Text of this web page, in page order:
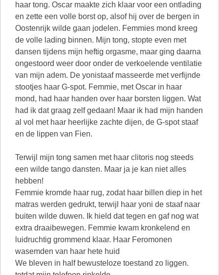
haar tong. Oscar maakte zich klaar voor een ontlading
en zette een volle borst op, alsof hij over de bergen in
Oostenrijk wilde gaan jodelen. Femmies mond kreeg
de volle lading binnen. Mijn tong, stopte even met
dansen tijdens mijn heftig orgasme, maar ging daarna
ongestoord weer door onder de verkoelende ventilatie
van mijn adem. De yonistaaf masseerde met verfijnde
stootjes haar G-spot. Femmie, met Oscar in haar
mond, had haar handen over haar borsten liggen. Wat
had ik dat graag zelf gedaan! Maar ik had mijn handen
al vol met haar heerlijke zachte dijen, de G-spot staaf
en de lippen van Fien.
Terwijl mijn tong samen met haar clitoris nog steeds
een wilde tango dansten. Maar ja je kan niet alles
hebben!
Femmie kromde haar rug, zodat haar billen diep in het
matras werden gedrukt, terwijl haar yoni de staaf naar
buiten wilde duwen. Ik hield dat tegen en gaf nog wat
extra draaibewegen. Femmie kwam kronkelend en
luidruchtig grommend klaar. Haar Feromonen
wasemden van haar hete huid
We bleven in half bewusteloze toestand zo liggen.